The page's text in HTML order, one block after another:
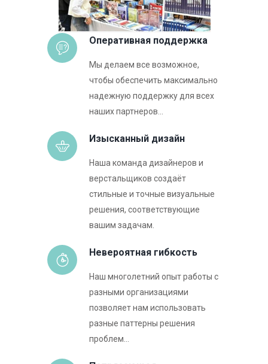
Оперативная поддержка
Мы делаем все возможное,
чтобы обеспечить максимально
надежную поддержку для всех
наших партнеров...
Изысканный дизайн
Наша команда дизайнеров и
верстальщиков создаёт
стильные и точные визуальные
решения, соответствующие
вашим задачам.
Невероятная гибкость
Наш многолетний опыт работы с
разными организациями
позволяет нам использовать
разные паттерны решения
проблем...